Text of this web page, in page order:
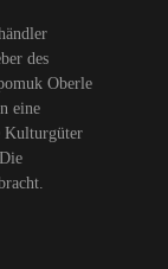
des
Oberle
eine
Kulturgüter